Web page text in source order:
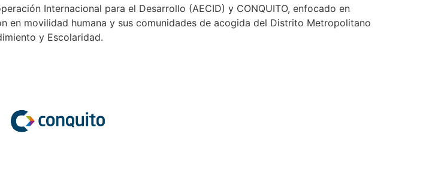
Internacional para el Desarrollo (AECID) y CONQUITO, enfocado en
en movilidad humana y sus comunidades de acogida del Distrito Metropolitano
y Escolaridad.